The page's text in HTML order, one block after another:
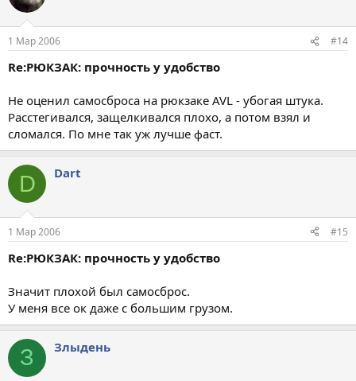
1 Мар 2006 #14
Re:РЮКЗАК: прочность у удобство
Не оценил самосброса на рюкзаке AVL - убогая штука.
Расстегивался, защелкивался плохо, а потом взял и
сломался. По мне так уж лучше фаст.
D Dart
1 Мар 2006 #15
Re:РЮКЗАК: прочность у удобство
Значит плохой был самосброс.
У меня все ок даже с большим грузом.
З Злыдень